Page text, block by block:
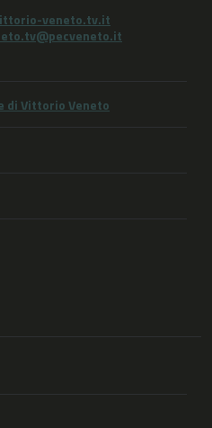
veneto.tv.it
di Vittorio Veneto